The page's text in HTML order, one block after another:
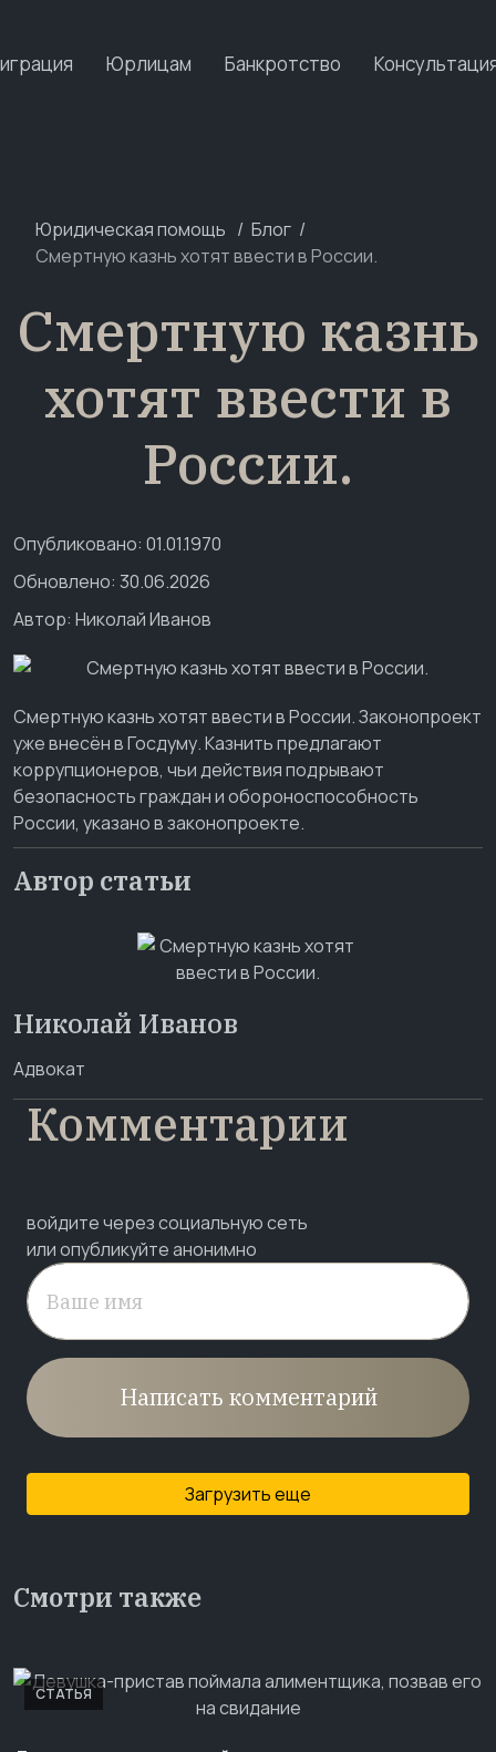
Юрлицам Банкротство
Юридическая помощь
Блог
Смертную казнь хотят ввести в России.
Смертную казнь
хотят ввести в
России.
Опубликовано: 01.01.1970
Обновлено: 30.06.2026
Автор: Николай Иванов
Смертную казнь хотят ввести в России. Законопроект
уже внесён в Госдуму. Казнить предлагают
коррупционеров, чьи действия подрывают
безопасность граждан и обороноспособность
России, указано в законопроекте.
Автор статьи
Николай Иванов
Адвокат
Комментарии
войдите через социальную сеть
или опубликуйте анонимно
Написать комментарий
Загрузить еще
Смотри также
СТАТЬЯ